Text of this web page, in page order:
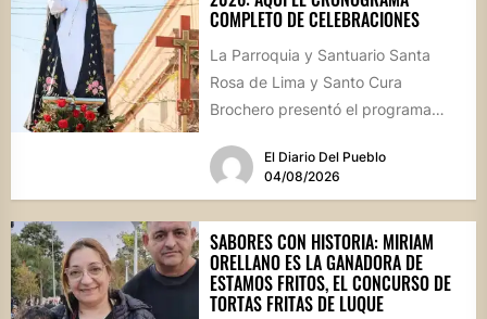
COMPLETO DE CELEBRACIONES
La Parroquia y Santuario Santa
Rosa de Lima y Santo Cura
Brochero presentó el programa
El Diario Del Pueblo
04/08/2026
SABORES CON HISTORIA: MIRIAM
ORELLANO ES LA GANADORA DE
ESTAMOS FRITOS, EL CONCURSO DE
TORTAS FRITAS DE LUQUE